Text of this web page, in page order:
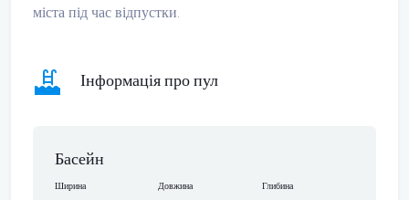
міста під час відпустки.
Інформація про пул
Басейн
Ширина Довжина Глибина